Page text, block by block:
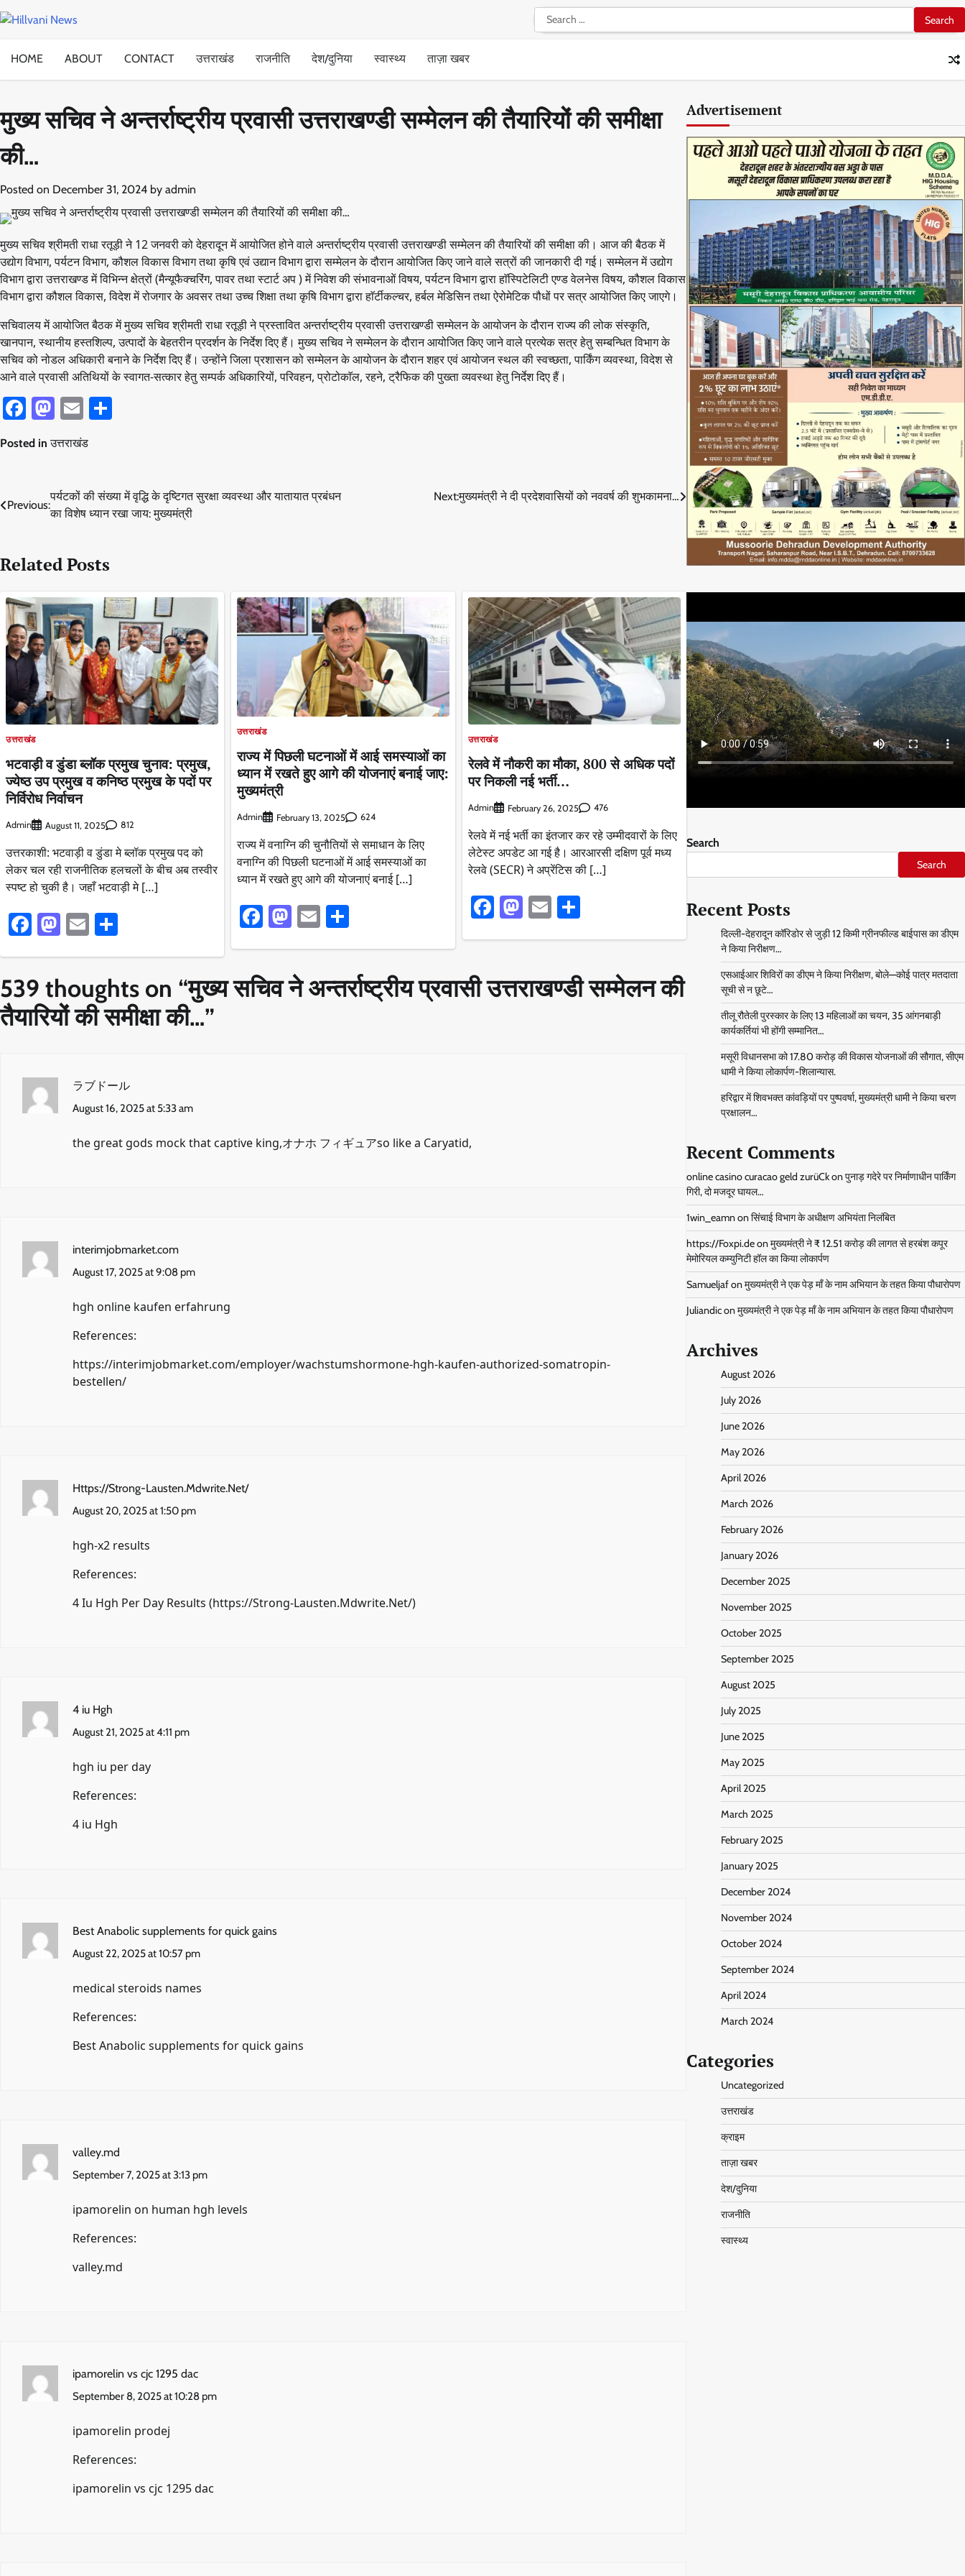
to
Search
for:
HOME
ABOUT CONTACT उत्तराखंड राजनीति देश/दुनिया स्वास्थ्य ताज़ा खबर
मुख्य सचिव ने अन्तर्राष्ट्रीय प्रवासी उत्तराखण्डी सम्मेलन की तैयारियों की समीक्षा
की…
Posted on December 31, 2024 by admin
मुख्य सचिव श्रीमती राधा रतूड़ी ने 12 जनवरी को देहरादून में आयोजित होने वाले अन्तर्राष्ट्रीय प्रवासी उत्तराखण्डी सम्मेलन की तैयारियों की समीक्षा की। आज की बैठक में
उद्योग विभाग, पर्यटन विभाग, कौशल विकास विभाग तथा कृषि एवं उद्यान विभाग द्वारा सम्मेलन के दौरान आयोजित किए जाने वाले सत्रों की जानकारी दी गई। सम्मेलन में उद्योग
विभाग द्वारा उत्तराखण्ड में विभिन्न क्षेत्रों (मैन्यूफैक्चरिंग, पावर तथा स्टार्ट अप ) में निवेश की संभावनाओं विषय, पर्यटन विभाग द्वारा हाॅस्पिटेलिटी एण्ड वेलनेस विषय, कौशल विकास
विभाग द्वारा कौशल विकास, विदेश में रोजगार के अवसर तथा उच्च शिक्षा तथा कृषि विभाग द्वारा हाॅर्टीकल्चर, हर्बल मेडिसिन तथा ऐरोमेटिक पौधों पर सत्र आयोजित किए जाएगे।
सचिवालय में आयोजित बैठक में मुख्य सचिव श्रीमती राधा रतूड़ी ने प्रस्तावित अन्तर्राष्ट्रीय प्रवासी उत्तराखण्डी सम्मेलन के आयोजन के दौरान राज्य की लोक संस्कृति,
खानपान, स्थानीय हस्तशिल्प, उत्पादों के बेहतरीन प्रदर्शन के निर्देश दिए हैं। मुख्य सचिव ने सम्मेलन के दौरान आयोजित किए जाने वाले प्रत्येक सत्र हेतु सम्बन्धित विभाग के
सचिव को नोडल अधिकारी बनाने के निर्देश दिए हैं। उन्होंने जिला प्रशासन को सम्मेलन के आयोजन के दौरान शहर एवं आयोजन स्थल की स्वच्छता, पार्किंग व्यवस्था, विदेश से
आने वाले प्रवासी अतिथियों के स्वागत-सत्कार हेतु सम्पर्क अधिकारियों, परिवहन, प्रोटोकाॅल, रहने, ट्रैफिक की पुख्ता व्यवस्था हेतु निर्देश दिए हैं।
Facebook
Mastodon
Email
Posted inउत्तराखंड
Post
Previous:
पर्यटकों की संख्या में वृद्धि के दृष्टिगत सुरक्षा व्यवस्था और यातायात प्रबंधन
का विशेष ध्यान रखा जाय: मुख्यमंत्री
Next:मुख्यमंत्री ने दी प्रदेशवासियों को नववर्ष की शुभकामना…
Related Posts
उत्तराखंड
भटवाड़ी व डुंडा ब्लॉक प्रमुख चुनाव: प्रमुख,
ज्येष्ठ उप प्रमुख व कनिष्ठ प्रमुख के पदों पर
निर्विरोध निर्वाचन
Admin August 11, 2025 812
उत्तरकाशी: भटवाड़ी व डुंडा मे ब्लॉक प्रमुख पद को
लेकर चल रही राजनीतिक हलचलों के बीच अब तस्वीर
स्पष्ट हो चुकी है। जहाँ भटवाड़ी मे […]
Facebook
Mastodon
Email
उत्तराखंड
राज्य में पिछली घटनाओं में आई समस्याओं का
ध्यान में रखते हुए आगे की योजनाएं बनाई जाए:
मुख्यमंत्री
Admin February 13, 2025 624
राज्य में वनाग्नि की चुनौतियों से समाधान के लिए
वनाग्नि की पिछली घटनाओं में आई समस्याओं का
ध्यान में रखते हुए आगे की योजनाएं बनाई […]
Facebook
Mastodon
EmailShare
उत्तराखंड
रेलवे में नौकरी का मौका, 800 से अधिक पदों
पर निकली नई भर्ती…
Admin February 26, 2025 476
रेलवे में नई भर्ती का इंतजार कर रहे उम्मीदवारों के लिए
लेटेस्ट अपडेट आ गई है। आरआरसी दक्षिण पूर्व मध्य
रेलवे (SECR) ने अप्रेंटिस की […]
Facebook
Mastodon
EmailShare
539 thoughts on “मुख्य सचिव ने अन्तर्राष्ट्रीय प्रवासी उत्तराखण्डी सम्मेलन की
तैयारियों की समीक्षा की…”
ラブドール
August 16, 2025 at 5:33 am
the great gods mock that captive king,オナホ フィギュアso like a Caryatid,
interimjobmarket.com
August 17, 2025 at 9:08 pm
hgh online kaufen erfahrung
References:
https://interimjobmarket.com/employer/wachstumshormone-hgh-kaufen-authorized-somatropin-
bestellen/
Https://Strong-Lausten.Mdwrite.Net/
August 20, 2025 at 1:50 pm
hgh-x2 results
References:
4 Iu Hgh Per Day Results (https://Strong-Lausten.Mdwrite.Net/)
4 iu Hgh
August 21, 2025 at 4:11 pm
hgh iu per day
References:
4 iu Hgh
Best Anabolic supplements for quick gains
August 22, 2025 at 10:57 pm
medical steroids names
References:
Best Anabolic supplements for quick gains
valley.md
September 7, 2025 at 3:13 pm
ipamorelin on human hgh levels
References:
valley.md
ipamorelin vs cjc 1295 dac
September 8, 2025 at 10:28 pm
ipamorelin prodej
References:
ipamorelin vs cjc 1295 dac
Advertisement
Search
Search
Recent Posts
दिल्ली-देहरादून कॉरिडोर से जुड़ी 12 किमी ग्रीनफील्ड बाईपास का डीएम
ने किया निरीक्षण…
एसआईआर शिविरों का डीएम ने किया निरीक्षण, बोले—कोई पात्र मतदाता
सूची से न छूटे…
तीलू रौतेली पुरस्कार के लिए 13 महिलाओं का चयन, 35 आंगनबाड़ी
कार्यकर्तियां भी होंगी सम्मानित…
मसूरी विधानसभा को 17.80 करोड़ की विकास योजनाओं की सौगात, सीएम
धामी ने किया लोकार्पण-शिलान्यास.
हरिद्वार में शिवभक्त कांवड़ियों पर पुष्पवर्षा, मुख्यमंत्री धामी ने किया चरण
प्रक्षालन…
Recent Comments
online casino curacao geld zurüCkonपुनाड़ गदेरे पर निर्माणाधीन पार्किंग
गिरी, दो मजदूर घायल…
1win_eamnonसिंचाई विभाग के अधीक्षण अभियंता निलंबित
https://Foxpi.deonमुख्यमंत्री ने ₹ 12.51 करोड़ की लागत से हरबंश कपूर
मेमोरियल कम्युनिटी हॉल का किया लोकार्पण
Samueljafonमुख्यमंत्री ने एक पेड़ मॉं के नाम अभियान के तहत किया पौधारोपण
Juliandiconमुख्यमंत्री ने एक पेड़ मॉं के नाम अभियान के तहत किया पौधारोपण
Archives
August 2026
July 2026
June 2026
May 2026
April 2026
March 2026
February 2026
January 2026
December 2025
November 2025
October 2025
September 2025
August 2025
July 2025
June 2025
May 2025
April 2025
March 2025
February 2025
January 2025
December 2024
November 2024
October 2024
September 2024
April 2024
March 2024
Categories
Uncategorized
उत्तराखंड
क्राइम
ताज़ा खबर
देश/दुनिया
राजनीति
स्वास्थ्य